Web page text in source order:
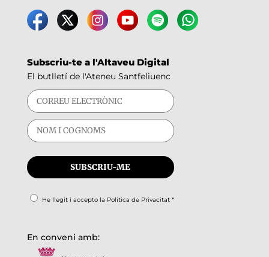
Subscriu-te a l'Altaveu Digital
El butlletí de l'Ateneu Santfeliuenc
He llegit i accepto la Política de Privacitat*
En conveni amb: